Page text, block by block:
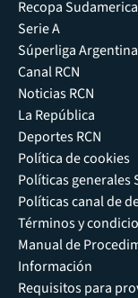
Recopa
Serie A
Súperliga Argentina
Canal RCN
Noticias RCN
La República
Deportes RCN
Política de cookies
Políticas generales
Políticas canal de
Términos y
Manual de
Información
Requisitos para